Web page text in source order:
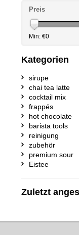
Preis
Min: €0
Kategorien
sirupe
chai tea latte
cocktail mix
frappés
hot chocolate
barista tools
reinigung
zubehör
premium sour
Eistee
Zuletzt